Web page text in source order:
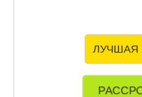
ЛУЧШАЯ